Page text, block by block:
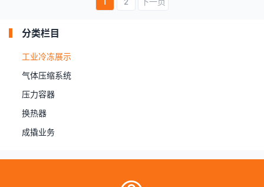
分类栏目
工业冷冻展示
气体压缩系统
压力容器
换热器
成撬业务